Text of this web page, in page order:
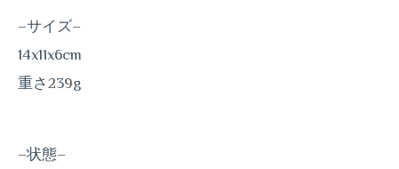
–サイズ–
14x11x6cm
重さ239g
–状態–